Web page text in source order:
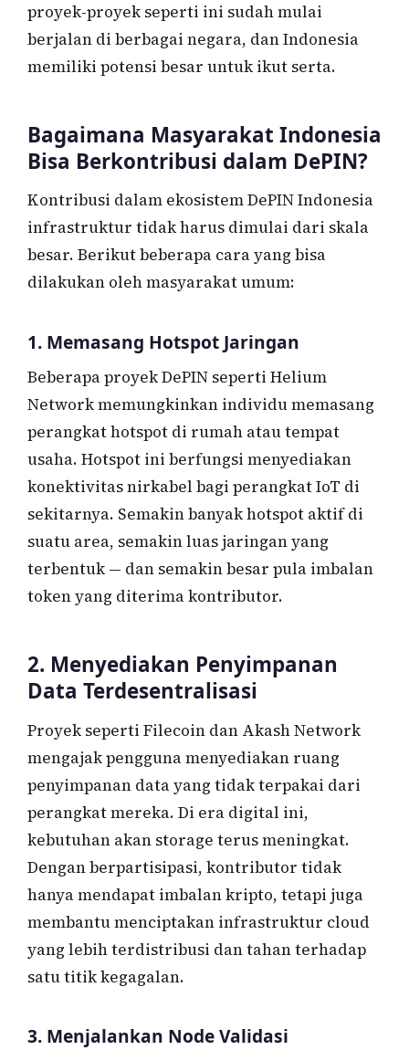
proyek-proyek seperti ini sudah mulai
berjalan di berbagai negara, dan Indonesia
memiliki potensi besar untuk ikut serta.
Bagaimana Masyarakat Indonesia
Bisa Berkontribusi dalam DePIN?
Kontribusi dalam ekosistem DePIN Indonesia
infrastruktur tidak harus dimulai dari skala
besar. Berikut beberapa cara yang bisa
dilakukan oleh masyarakat umum:
1. Memasang Hotspot Jaringan
Beberapa proyek DePIN seperti Helium
Network memungkinkan individu memasang
perangkat hotspot di rumah atau tempat
usaha. Hotspot ini berfungsi menyediakan
konektivitas nirkabel bagi perangkat IoT di
sekitarnya. Semakin banyak hotspot aktif di
suatu area, semakin luas jaringan yang
terbentuk — dan semakin besar pula imbalan
token yang diterima kontributor.
2. Menyediakan Penyimpanan
Data Terdesentralisasi
Proyek seperti Filecoin dan Akash Network
mengajak pengguna menyediakan ruang
penyimpanan data yang tidak terpakai dari
perangkat mereka. Di era digital ini,
kebutuhan akan storage terus meningkat.
Dengan berpartisipasi, kontributor tidak
hanya mendapat imbalan kripto, tetapi juga
membantu menciptakan infrastruktur cloud
yang lebih terdistribusi dan tahan terhadap
satu titik kegagalan.
3. Menjalankan Node Validasi